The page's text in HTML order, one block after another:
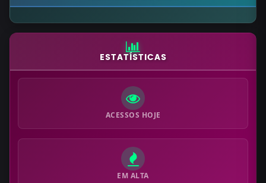
ESTATÍSTICAS
ACESSOS HOJE
EM ALTA